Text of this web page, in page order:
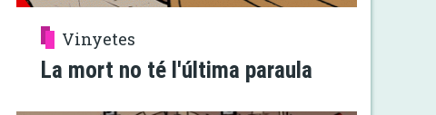
Vinyetes
La mort no té l'última paraula